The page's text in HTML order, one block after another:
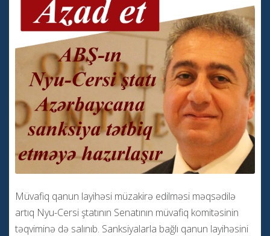
Müvafiq qanun layihəsi müzakirə edilməsi məqsədilə
artıq Nyu-Cersi ştatının Senatının müvafiq komitəsinin
təqviminə də salınıb. Sanksiyalarla bağlı qanun layihəsini